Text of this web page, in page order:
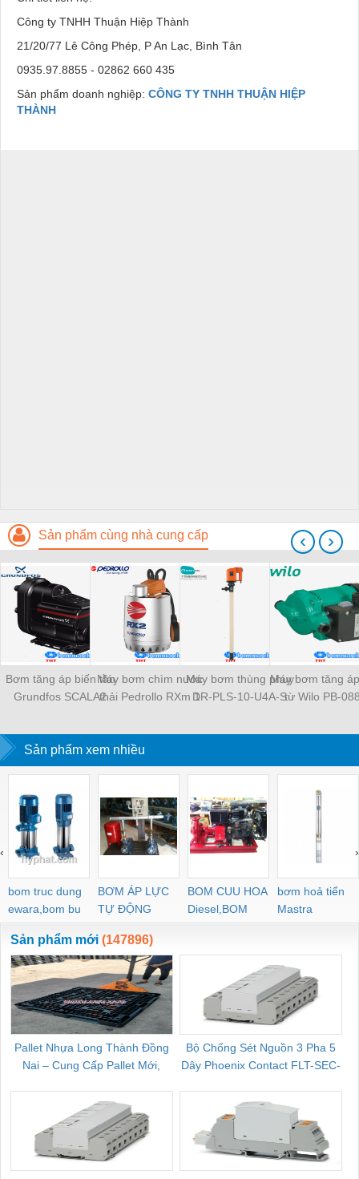
Công ty TNHH Thuận Hiệp Thành
21/20/77 Lê Công Phép, P An Lạc, Bình Tân
0935.97.8855 - 02862 660 435
Sản phẩm doanh nghiệp: CÔNG TY TNHH THUẬN HIỆP
THÀNH
Sản phẩm cùng nhà cung cấp
Bơm tăng áp biến tần
Grundfos SCALA2
Máy bơm chìm nước
thải Pedrollo RXm 1
Máy bơm thùng phuy
DR-PLS-10-U4A-S
Máy bơm tăng
từ Wilo PB-
‹ ›
Sản phẩm xem nhiều
bom truc dung
ewara,bom bu
ewara
BƠM ÁP LỰC
TỰ ĐỘNG
BOM CUU HOA
Diesel,BOM
CHUA CHAY
bơm hoả tiển
Mastra
‹ ›
Sản phẩm mới (147896)
Pallet Nhựa Long Thành Đồng
Nai – Cung Cấp Pallet Mới,
Bộ Chống Sét Nguồn 3 Pha 5
Dây Phoenix Contact FLT-SEC-